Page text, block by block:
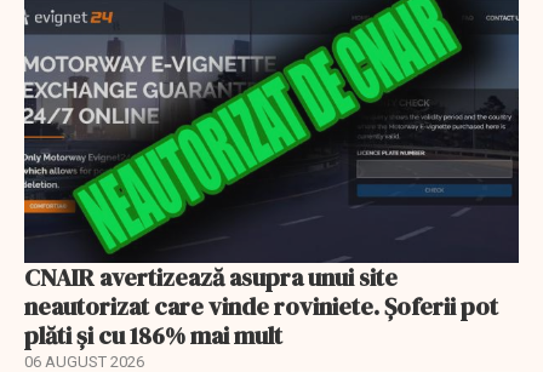
CNAIR avertizează asupra unui site
neautorizat care vinde roviniete. Șoferii pot
plăti și cu 186% mai mult
06 AUGUST 2026